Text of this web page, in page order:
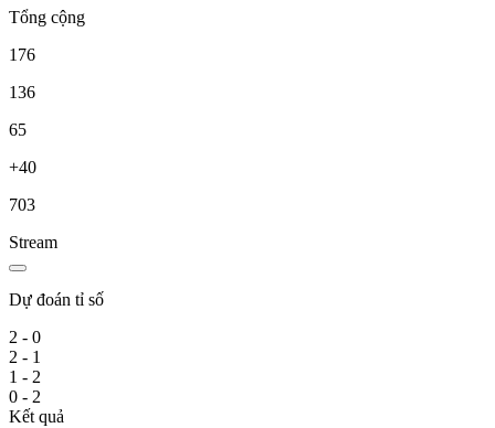
Tổng cộng
176
136
65
+40
703
Stream
Dự đoán tỉ số
2 - 0
2 - 1
1 - 2
0 - 2
Kết quả